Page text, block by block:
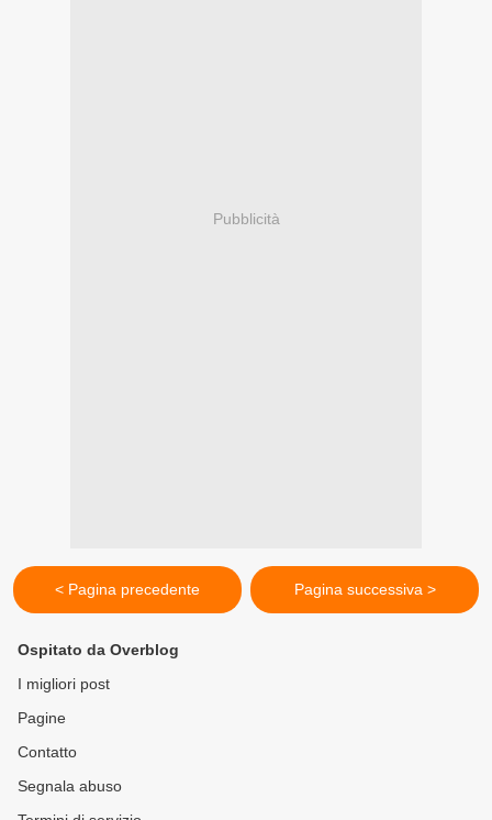
Pubblicità
< Pagina precedente Pagina successiva >
Ospitato da Overblog
I migliori post
Pagine
Contatto
Segnala abuso